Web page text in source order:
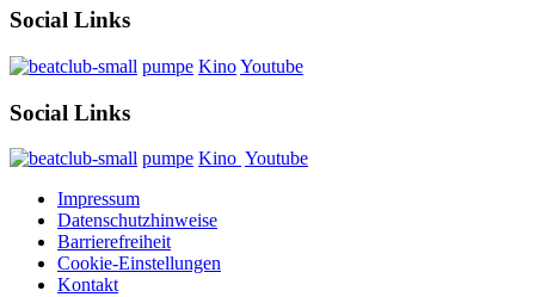
Social Links
pumpe KinoYoutube
Social Links
pumpe Kino Youtube
Impressum
Datenschutzhinweise
Barrierefreiheit
Cookie-Einstellungen
Kontakt